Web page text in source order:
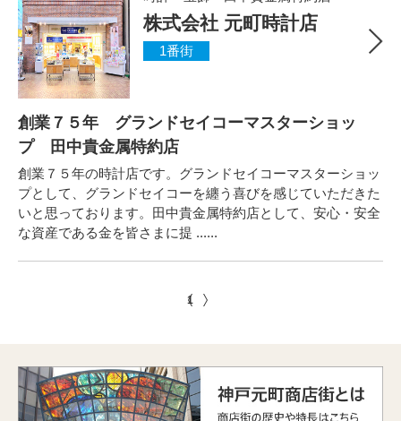
株式会社 元町時計店
1番街
創業７５年 グランドセイコーマスターショッ
プ 田中貴金属特約店
創業７５年の時計店です。グランドセイコーマスターショッ
プとして、グランドセイコーを纏う喜びを感じていただきた
いと思っております。田中貴金属特約店として、安心・安全
な資産である金を皆さまに提 ......
1